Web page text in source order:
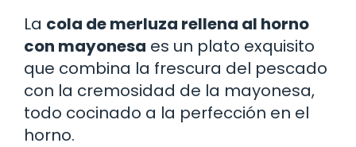
La cola de merluza rellena al horno
con mayonesa es un plato exquisito
que combina la frescura del pescado
con la cremosidad de la mayonesa,
todo cocinado a la perfección en el
horno.